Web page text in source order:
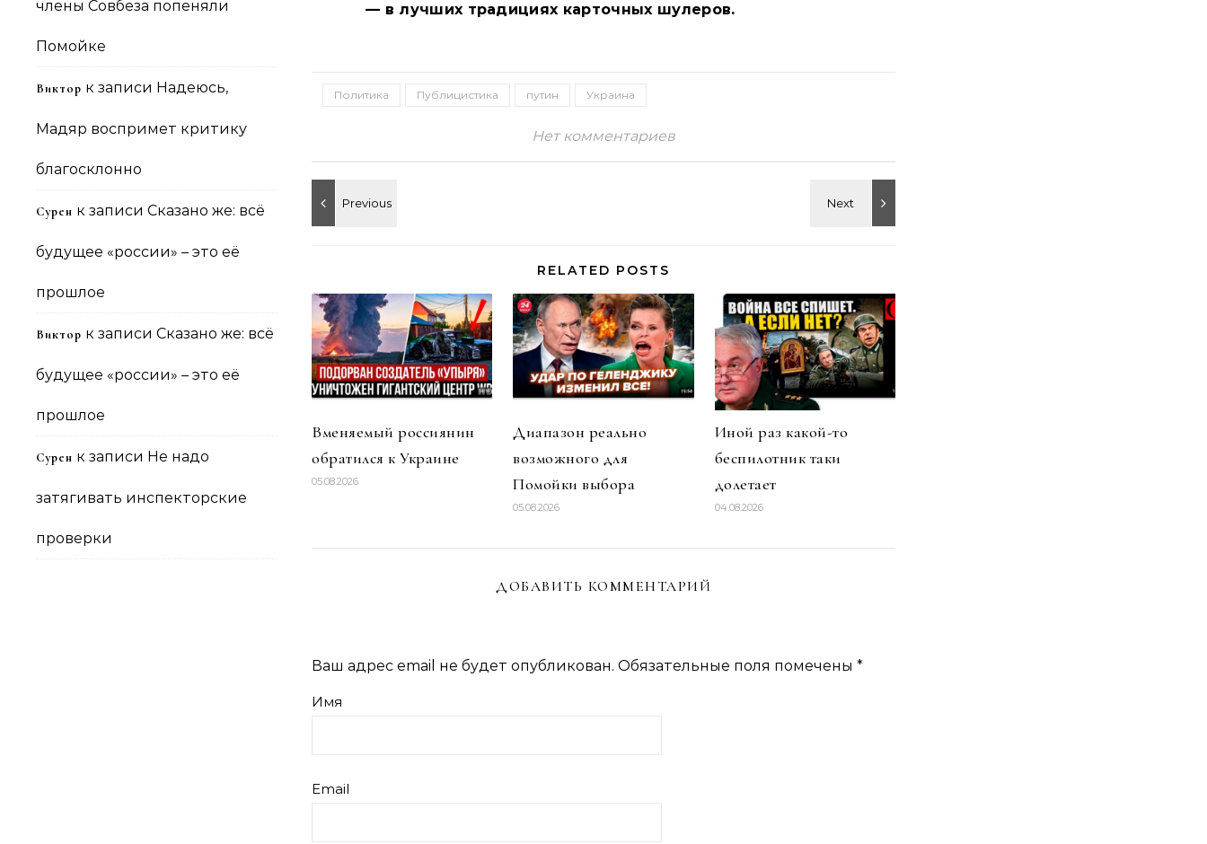
члены Совбеза попеняли
Помойке
Виктор к записи Надеюсь,
Мадяр воспримет критику
благосклонно
Сурен к записи Сказано же: всё
будущее «россии» – это её
прошлое
Виктор к записи Сказано же: всё
будущее «россии» – это её
прошлое
Сурен к записи Не надо
затягивать инспекторские
проверки
— в лучших традициях карточных шулеров.
Политика Публицистика путин Украина
Нет комментариев
RELATED POSTS
Вменяемый россиянин
обратился к Украине
05.08.2026
Диапазон реально
возможного для
Помойки выбора
05.08.2026
Иной раз какой-то
беспилотник таки
долетает
04.08.2026
ДОБАВИТЬ КОММЕНТАРИЙ
Ваш адрес email не будет опубликован. Обязательные поля помечены *
Имя
Email